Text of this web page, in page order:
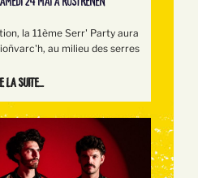
la 11ème Serr' Party aura
au milieu des serres
la suite...